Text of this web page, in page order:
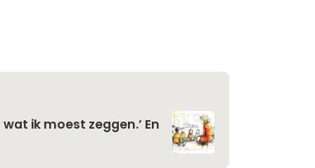
ik moest zeggen.’ En